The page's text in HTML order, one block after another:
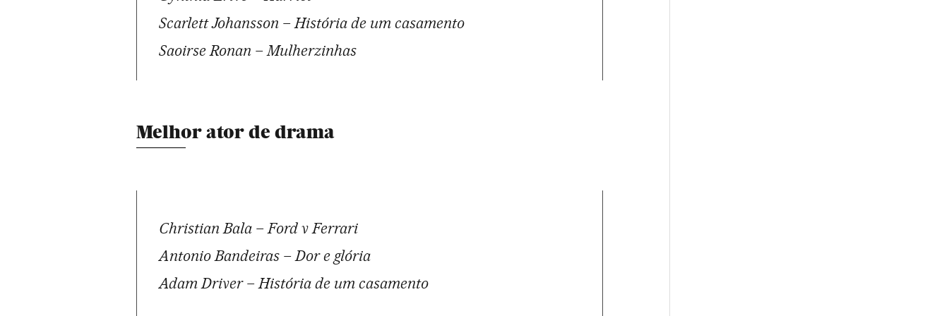
Scarlett Johansson – História de um casamento
Saoirse Ronan – Mulherzinhas
Melhor ator de drama
Christian Bala – Ford v Ferrari
Antonio Bandeiras – Dor e glória
Adam Driver – História de um casamento